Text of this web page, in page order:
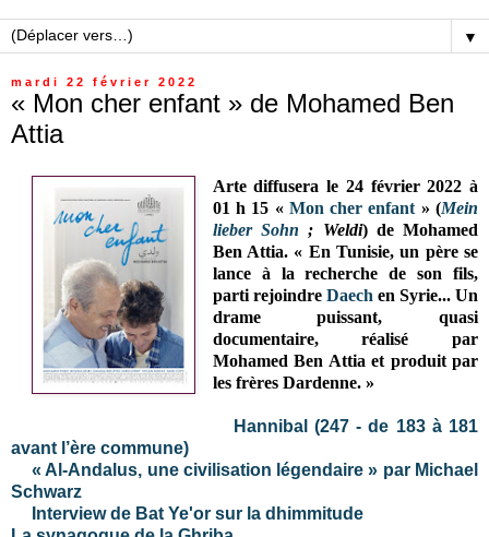
▼
mardi 22 février 2022
« Mon cher enfant » de Mohamed Ben
Attia
Arte diffusera le 24 février 2022 à
01 h 15 « Mon cher enfant » (Mein
lieber Sohn ; Weldi) de Mohamed
Ben Attia. « En Tunisie, un père se
lance à la recherche de son fils,
parti rejoindre Daech en Syrie... Un
drame puissant, quasi
documentaire, réalisé par
Mohamed Ben Attia et produit par
les frères Dardenne. »
Hannibal (247 - de 183 à 181
avant l’ère commune)
« Al-Andalus, une civilisation légendaire » par Michael
Schwarz
Interview de Bat Ye'or sur la dhimmitude